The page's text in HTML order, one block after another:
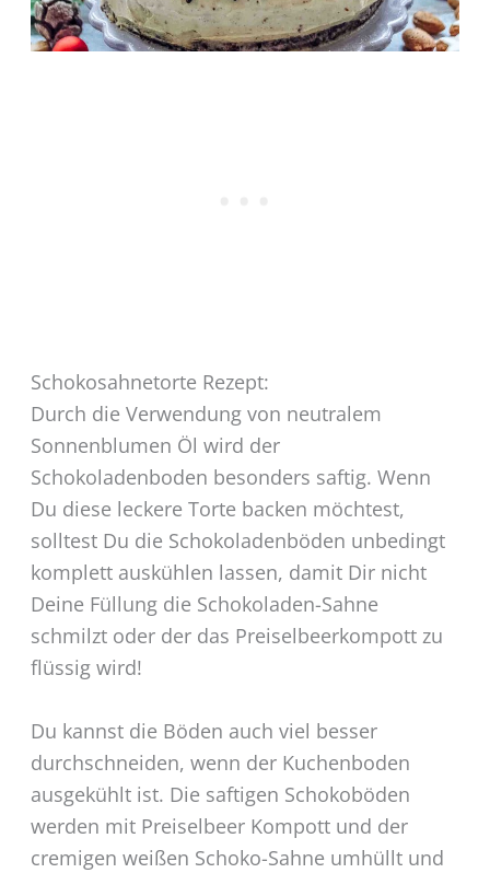
Schokosahnetorte Rezept:
Durch die Verwendung von neutralem
Sonnenblumen Öl wird der
Schokoladenboden besonders saftig. Wenn
Du diese leckere Torte backen möchtest,
solltest Du die Schokoladenböden unbedingt
komplett auskühlen lassen, damit Dir nicht
Deine Füllung die Schokoladen-Sahne
schmilzt oder der das Preiselbeerkompott zu
flüssig wird!
Du kannst die Böden auch viel besser
durchschneiden, wenn der Kuchenboden
ausgekühlt ist. Die saftigen Schokoböden
werden mit Preiselbeer Kompott und der
cremigen weißen Schoko-Sahne umhüllt und